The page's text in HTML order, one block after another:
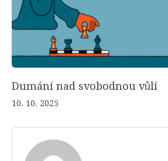
Dumání nad svobodnou vůlí
10. 10. 2025